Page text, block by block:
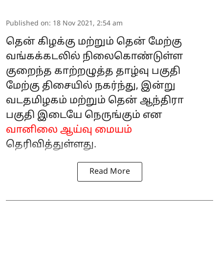
Published on: 18 Nov 2021, 2:54 am
தென் கிழக்கு மற்றும் தென் மேற்கு
வங்கக்கடலில் நிலைகொண்டுள்ள
குறைந்த காற்றழுத்த தாழ்வு பகுதி
மேற்கு திசையில் நகர்ந்து, இன்று
வடதமிழகம் மற்றும் தென் ஆந்திரா
பகுதி இடையே நெருங்கும் என
வானிலை ஆய்வு மையம்
தெரிவித்துள்ளது.
Read More